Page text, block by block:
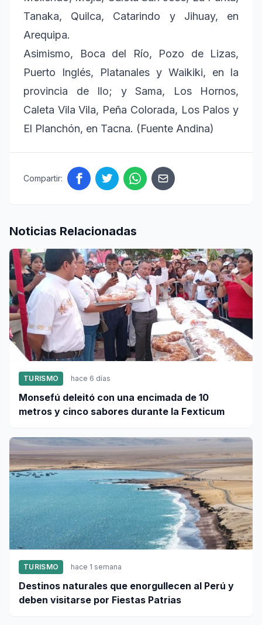
Tanaka, Quilca, Catarindo y Jihuay, en
Arequipa.
Asimismo, Boca del Río, Pozo de Lizas,
Puerto Inglés, Platanales y Waikiki, en la
provincia de Ilo; y Sama, Los Hornos,
Caleta Vila Vila, Peña Colorada, Los Palos y
El Planchón, en Tacna. (Fuente Andina)
Compartir:
Noticias Relacionadas
TURISMO hace 6 días
Monsefú deleitó con una encimada de 10
metros y cinco sabores durante la Fexticum
TURISMO hace 1 semana
Destinos naturales que enorgullecen al Perú y
deben visitarse por Fiestas Patrias